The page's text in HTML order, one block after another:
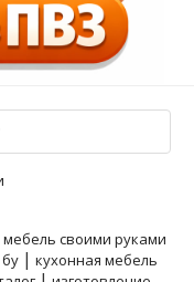
своими руками
| кухонная мебель